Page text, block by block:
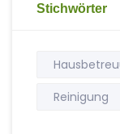
Stichwörter
Reinigung